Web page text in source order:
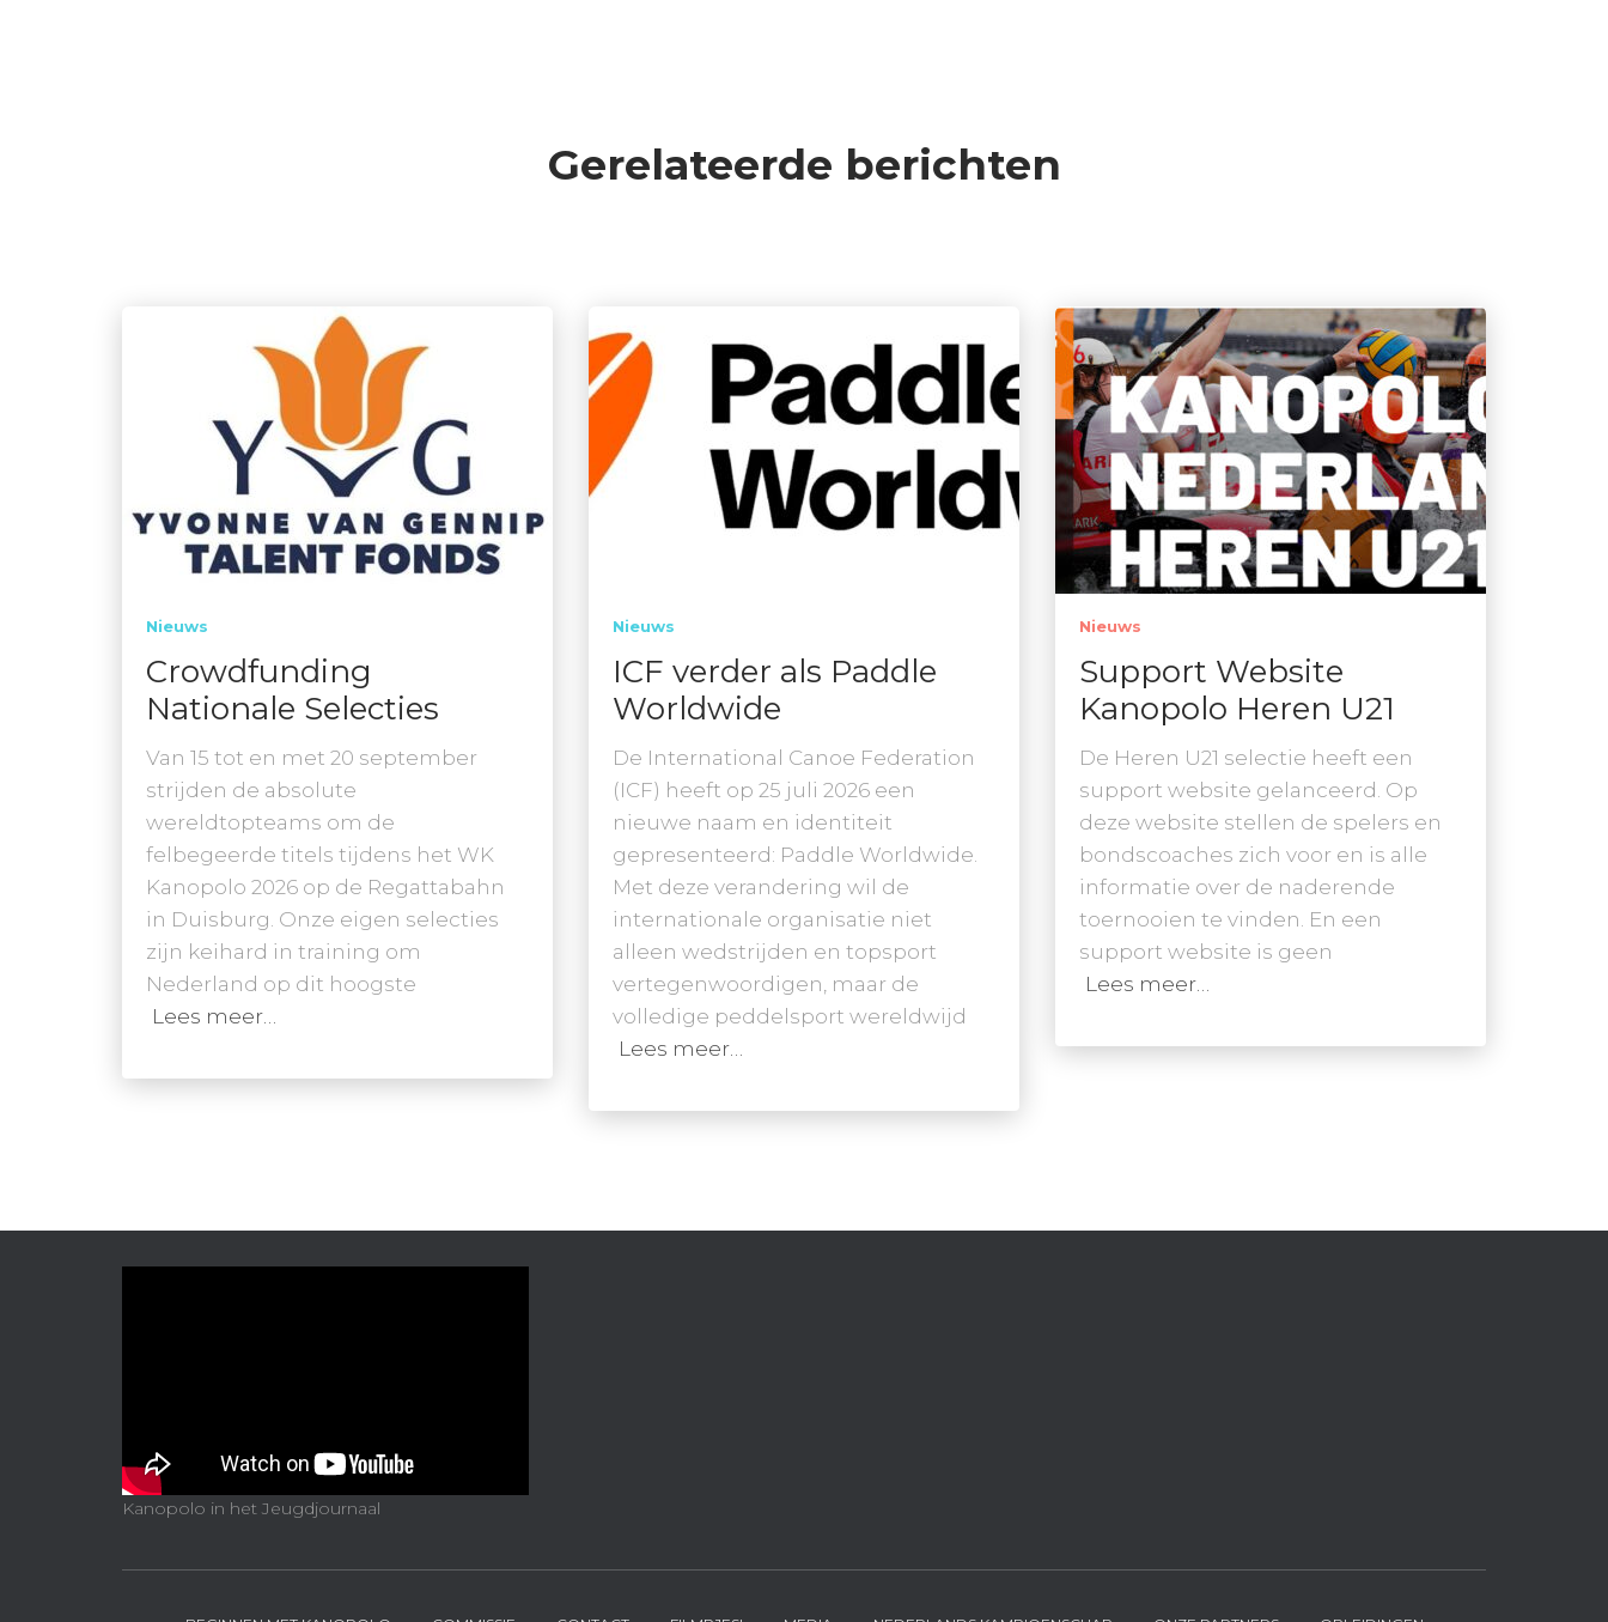
Gerelateerde berichten
Nieuws
Crowdfunding
Nationale Selecties
Van 15 tot en met 20 september
strijden de absolute
wereldtopteams om de
felbegeerde titels tijdens het WK
Kanopolo 2026 op de Regattabahn
in Duisburg. Onze eigen selecties
zijn keihard in training om
Nederland op dit hoogste
Lees meer…
Nieuws
ICF verder als Paddle
Worldwide
De International Canoe Federation
(ICF) heeft op 25 juli 2026 een
nieuwe naam en identiteit
gepresenteerd: Paddle Worldwide.
Met deze verandering wil de
internationale organisatie niet
alleen wedstrijden en topsport
vertegenwoordigen, maar de
volledige peddelsport wereldwijd
Lees meer…
Nieuws
Support Website
Kanopolo Heren U21
De Heren U21 selectie heeft een
support website gelanceerd. Op
deze website stellen de spelers en
bondscoaches zich voor en is alle
informatie over de naderende
toernooien te vinden. En een
support website is geen
Lees meer…
Kanopolo in het Jeugdjournaal